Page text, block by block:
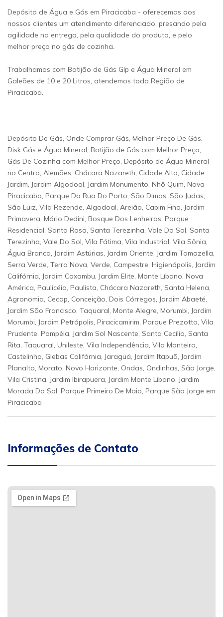
Depósito de Água e Gás em Piracicaba - oferecemos aos
nossos clientes um atendimento diferenciado, presando pela
agilidade na entrega, pela qualidade do produto, e pelo
melhor preço no gás de cozinha.
Trabalhamos com Botijão de Gás Glp e Água Mineral em
Galeões de 10 e 20 Litros, atendemos toda Região de
Piracicaba.
Depósito De Gás, Onde Comprar Gás, Melhor Preço De Gás,
Disk Gás e Água Mineral, Botijão de Gás com Melhor Preço,
Gás De Cozinha com Melhor Preço, Depósito de Água Mineral
no Centro, Alemães, Chácara Nazareth, Cidade Alta, Cidade
Jardim, Jardim Algodoal, Jardim Monumento, Nhô Quim, Nova
Piracicaba, Parque Da Rua Do Porto, São Dimas, São Judas,
São Luiz, Vila Rezende, Algodoal, Areião, Capim Fino, Jardim
Primavera, Mário Dedini, Bosque Dos Lenheiros, Parque
Residencial, Santa Rosa, Santa Terezinha, Vale Do Sol, Santa
Terezinha, Vale Do Sol, Vila Fátima, Vila Industrial, Vila Sônia,
Água Branca, Jardim Astúrias, Jardim Oriente, Jardim Tomazella,
Serra Verde, Terra Nova, Verde, Campestre, Higienópolis, Jardim
Califórnia, Jardim Caxambu, Jardim Elite, Monte Líbano, Nova
América, Paulicéia, Paulista, Chácara Nazareth, Santa Helena,
Agronomia, Cecap, Conceição, Dois Córregos, Jardim Abaeté,
Jardim São Francisco, Taquaral, Monte Alegre, Morumbi, Jardim
Morumbi, Jardim Petrópolis, Piracicamirim, Parque Prezotto, Vila
Prudente, Pompéia, Jardim Sol Nascente, Santa Cecília, Santa
Rita, Taquaral, Unileste, Vila Independência, Vila Monteiro,
Castelinho, Glebas Califórnia, Jaraguá, Jardim Itapuã, Jardim
Planalto, Morato, Novo Horizonte, Ondas, Ondinhas, São Jorge,
Vila Cristina, Jardim Ibirapuera, Jardim Monte Líbano, Jardim
Morada Do Sol, Parque Primeiro De Maio, Parque São Jorge em
Piracicaba
Informações de Contato